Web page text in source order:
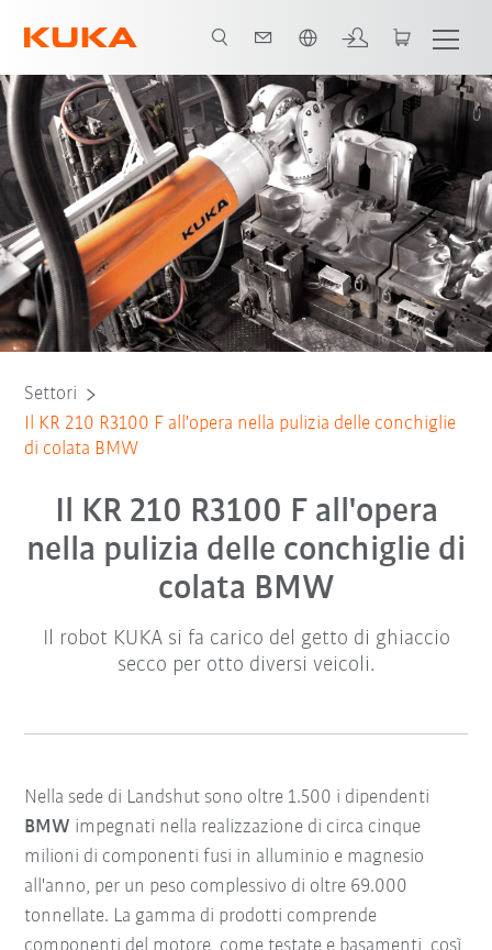
Tutti i partner del sistema
Settori
Il KR 210 R3100 F all'opera nella pulizia delle conchiglie
di colata BMW
Il KR 210 R3100 F all'opera
nella pulizia delle conchiglie di
colata BMW
Il robot KUKA si fa carico del getto di ghiaccio
secco per otto diversi veicoli.
Nella sede di Landshut sono oltre 1.500 i dipendenti
BMW impegnati nella realizzazione di circa cinque
milioni di componenti fusi in alluminio e magnesio
all'anno, per un peso complessivo di oltre 69.000
tonnellate. La gamma di prodotti comprende